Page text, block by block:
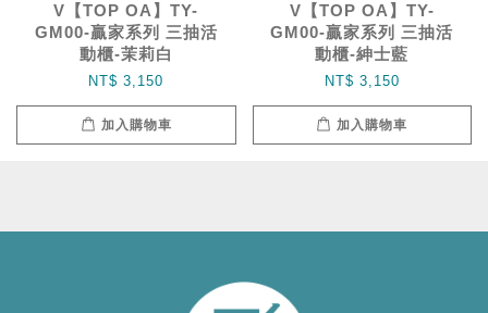
V【TOP OA】TY-
GM00-贏家系列 三抽活
動櫃-茉莉白
NT$ 3,150
加入購物車
V【TOP OA】TY-
GM00-贏家系列 三抽活
動櫃-紳士藍
NT$ 3,150
加入購物車